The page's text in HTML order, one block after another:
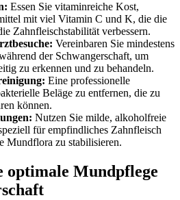
Essen Sie vitaminreiche Kost,
mit viel Vitamin C und K, die die
Zahnfleischstabilität verbessern.
Vereinbaren Sie mindestens
der Schwangerschaft, um
zu erkennen und zu behandeln.
Eine professionelle
Beläge zu entfernen, die zu
können.
Nutzen Sie milde, alkoholfreie
für empfindliches Zahnfleisch
Mundflora zu stabilisieren.
optimale Mundpflege